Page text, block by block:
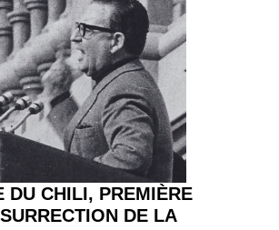
DU CHILI, PREMIÈRE
DE LA